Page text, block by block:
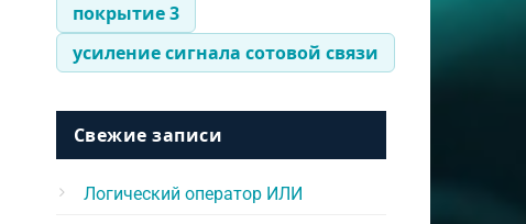
покрытие 3
усиление сигнала сотовой связи
Свежие записи
Логический оператор ИЛИ